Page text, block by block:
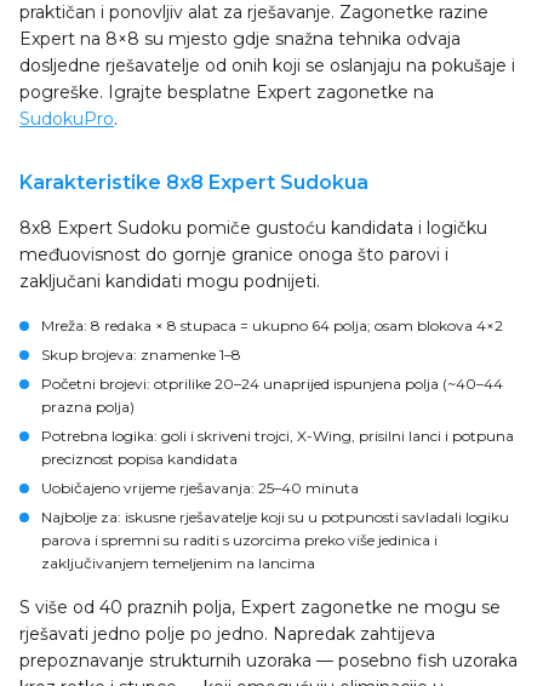
praktičan i ponovljiv alat za rješavanje. Zagonetke razine
Expert na 8×8 su mjesto gdje snažna tehnika odvaja
dosljedne rješavatelje od onih koji se oslanjaju na pokušaje i
pogreške. Igrajte besplatne Expert zagonetke na
SudokuPro.
Karakteristike 8x8 Expert Sudokua
8x8 Expert Sudoku pomiče gustoću kandidata i logičku
međuovisnost do gornje granice onoga što parovi i
zaključani kandidati mogu podnijeti.
Mreža: 8 redaka × 8 stupaca = ukupno 64 polja; osam blokova 4×2
Skup brojeva: znamenke 1–8
Početni brojevi: otprilike 20–24 unaprijed ispunjena polja (~40–44
prazna polja)
Potrebna logika: goli i skriveni trojci, X-Wing, prisilni lanci i potpuna
preciznost popisa kandidata
Uobičajeno vrijeme rješavanja: 25–40 minuta
Najbolje za: iskusne rješavatelje koji su u potpunosti savladali logiku
parova i spremni su raditi s uzorcima preko više jedinica i
zaključivanjem temeljenim na lancima
S više od 40 praznih polja, Expert zagonetke ne mogu se
rješavati jedno polje po jedno. Napredak zahtijeva
prepoznavanje strukturnih uzoraka — posebno fish uzoraka